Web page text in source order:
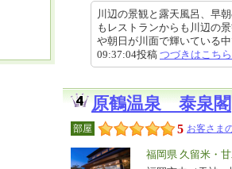
川辺の景観と露天風呂、早
もレストランからも川辺の
や朝日が川面で輝いている
09:37:04投稿 つづきはこちら
原鶴温泉 泰泉閣
部屋 5 お客さま
エ
福岡県 久留米・